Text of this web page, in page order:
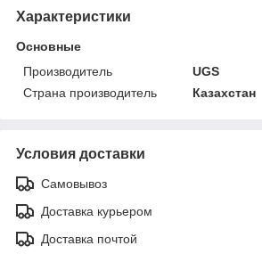
Характеристики
Основные
Производитель
UGS
Страна производитель
Казахстан
Условия доставки
Самовывоз
Доставка курьером
Доставка почтой